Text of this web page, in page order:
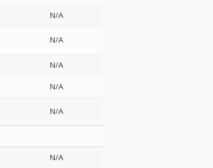
N/A
N/A
N/A
N/A
N/A
N/A